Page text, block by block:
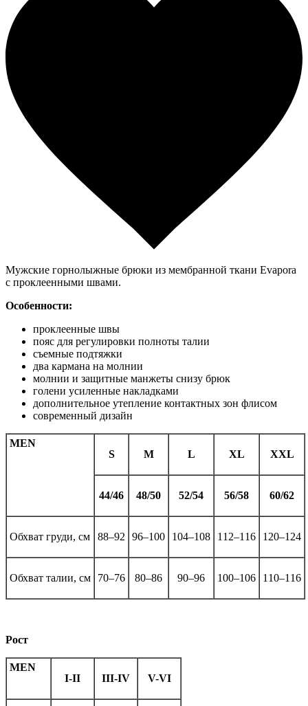
Мужские горнолыжные брюки из мембранной ткани Evapora
с проклеенными швами.
Особенности:
проклеенные швы
пояс для регулировки полноты талии
съемные подтяжки
два кармана на молнии
молнии и защитные манжеты снизу брюк
голени усиленные накладками
дополнительное утепление контактных зон флисом
современный дизайн
MEN
S
M L XL XXL
44/46 48/50 52/54 56/58 60/62
Обхват груди, см 88–92 96–100 104–108 112–116 120–124
Обхват талии, см 70–76 80–86 90–96 100–106 110–116
Рост
MEN
I-II
III-IV V-VI